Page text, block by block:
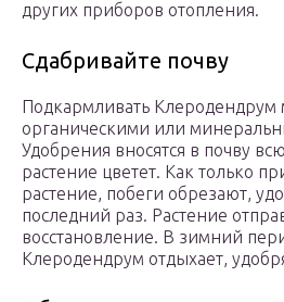
других приборов отопления.
Сдабривайте почву
Подкармливать Клеродендрум
органическими или
Удобрения вносятся в почву
растение цветет. Как только
растение, побеги обрезают,
последний раз. Растение
восстановление. В зимний
Клеродендрум отдыхает,